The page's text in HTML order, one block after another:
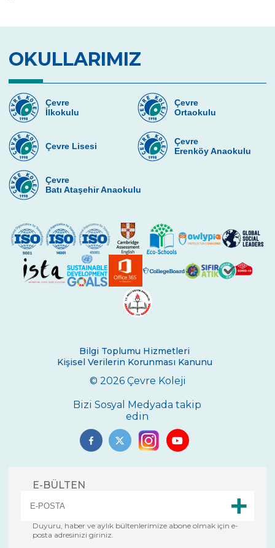
OKULLARIMIZ
Çevre
İlkokulu
Çevre
Ortaokulu
Çevre Lisesi
Çevre
Erenköy Anaokulu
Çevre
Batı Ataşehir Anaokulu
Bilgi Toplumu Hizmetleri
Kişisel Verilerin Korunması Kanunu
© 2026 Çevre Koleji
Bizi Sosyal Medyada takip
edin
E-BÜLTEN
Duyuru, haber ve aylık bültenlerimize abone olmak için e-
posta adresinizi giriniz.